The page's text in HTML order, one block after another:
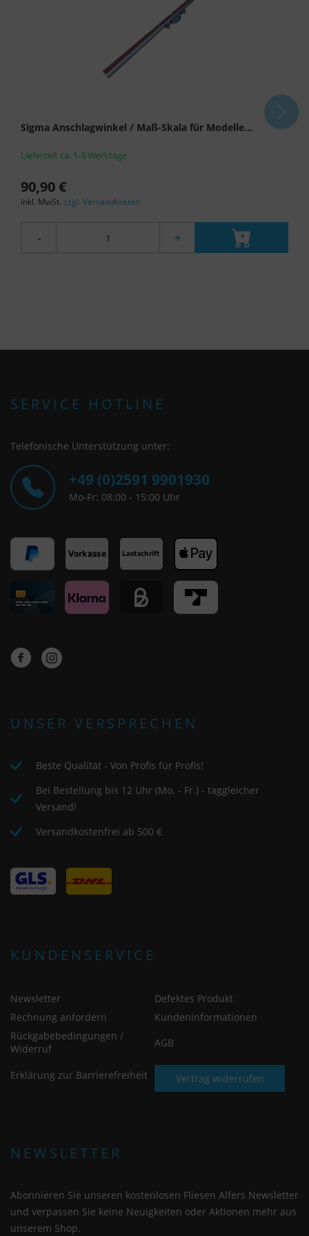
Sigma Anschlagwinkel / Maß-Skala für Modelle...
Lieferzeit ca. 1-3 Werktage
90,90 €
inkl. MwSt. zzgl. Versandkosten
- +
SERVICE HOTLINE
Telefonische Unterstützung unter:
+49 (0)2591 9901930
Mo-Fr: 08:00 - 15:00 Uhr
UNSER VERSPRECHEN
Beste Qualität - Von Profis für Profis!
Bei Bestellung bis 12 Uhr (Mo. - Fr.) - taggleicher
Versand!
Versandkostenfrei ab 500 €
KUNDENSERVICE
Newsletter
Defektes Produkt
Rechnung anfordern
Kundeninformationen
Rückgabebedingungen /
Widerruf
AGB
Erklärung zur Barrierefreiheit Vertrag widerrufen
NEWSLETTER
Abonnieren Sie unseren kostenlosen Fliesen Alfers Newsletter
und verpassen Sie keine Neuigkeiten oder Aktionen mehr aus
unserem Shop.
Überwachungszwecken, möglicherweise ohne
Rechtsmittel, verarbeitet werden. Wenn Sie auf
"Nur essenzielle Cookies akzeptieren" klicken,
findet die oben beschriebene Übertragung nicht